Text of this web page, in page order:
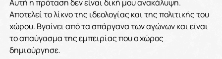
Αυτή η πρόταση δεν είναι δική μου ανακάλυψη.
Αποτελεί το λίκνο της ιδεολογίας και της πολιτικής του
χώρου. Βγαίνει από τα σπάργανα των αγώνων και είναι
το απαύγασμα της εμπειρίας που ο χώρος
δημιούργησε.